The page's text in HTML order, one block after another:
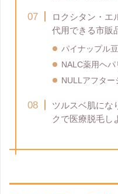
ロクシタン・エ
代用できる市販
パイナップル
NALC薬用ヘ
NULLアフター
ツルスベ肌にな
クで医療脱毛し